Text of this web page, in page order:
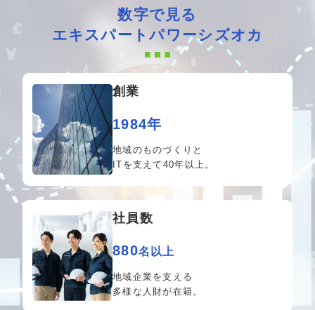
数字で見る
エキスパートパワーシズオカ
創業
1984年
地域のものづくりと
ITを支えて40年以上。
社員数
880名以上
地域企業を支える
多様な人財が在籍。